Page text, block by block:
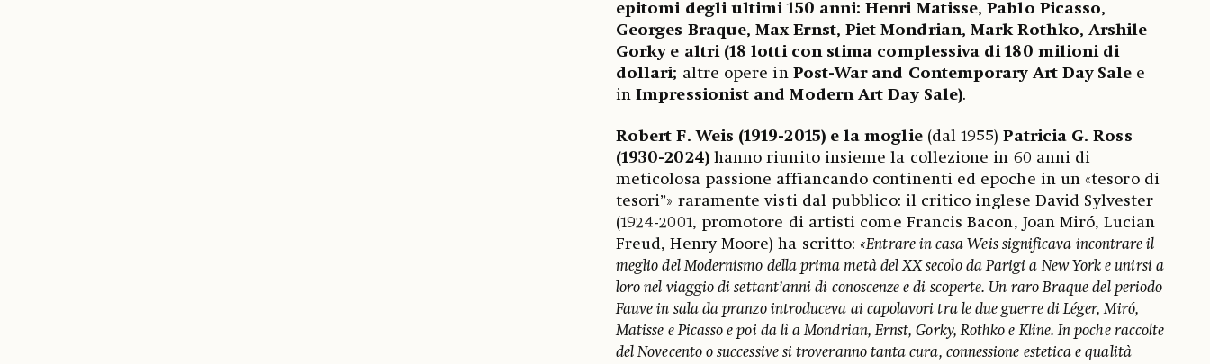
epitomi degli ultimi 150 anni: Henri Matisse, Pablo Picasso,
Georges Braque, Max Ernst, Piet Mondrian, Mark Rothko, Arshile
Gorky e altri (18 lotti con stima complessiva di 180 milioni di
dollari; altre opere in Post-War and Contemporary Art Day Sale e
inImpressionist and Modern Art Day Sale).
Robert F. Weis (1919-2015) e la moglie (dal 1955) Patricia G. Ross
(1930-2024) hanno riunito insieme la collezione in 60 anni di
meticolosa passione affiancando continenti ed epoche in un «tesoro di
tesori”» raramente visti dal pubblico: il critico inglese David Sylvester
(1924-2001, promotore di artisti come Francis Bacon, Joan Miró, Lucian
Freud, Henry Moore) ha scritto: «Entrare in casa Weis significava incontrare il
meglio del Modernismo della prima metà del XX secolo da Parigi a New York e unirsi a
loro nel viaggio di settant’anni di conoscenze e di scoperte. Un raro Braque del periodo
Fauve in sala da pranzo introduceva ai capolavori tra le due guerre di Léger, Miró,
Matisse e Picasso e poi da lì a Mondrian, Ernst, Gorky, Rothko e Kline. In poche raccolte
del Novecento o successive si troveranno tanta cura, connessione estetica e qualità